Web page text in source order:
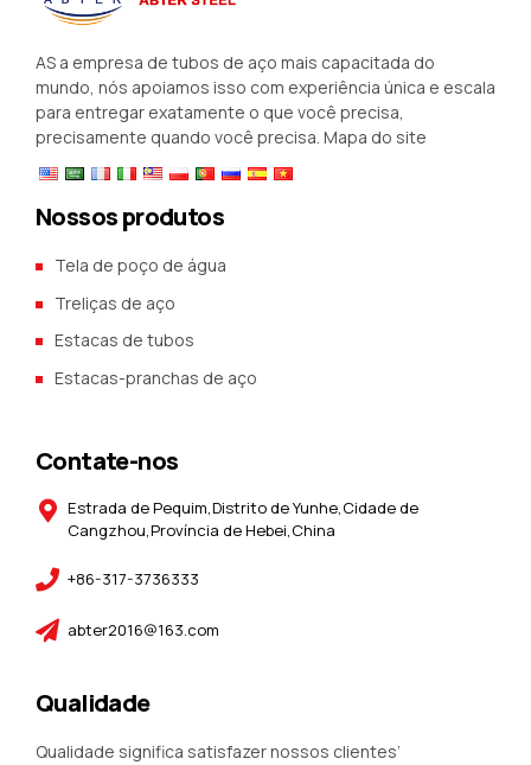
AS a empresa de tubos de aço mais capacitada do
mundo, nós apoiamos isso com experiência única e escala
para entregar exatamente o que você precisa,
precisamente quando você precisa. Mapa do site
Nossos produtos
Tela de poço de água
Treliças de aço
Estacas de tubos
Estacas-pranchas de aço
Contate-nos
Estrada de Pequim,Distrito de Yunhe,Cidade de
Cangzhou,Província de Hebei,China
+86-317-3736333
abter2016@163.com
Qualidade
Qualidade significa satisfazer nossos clientes’